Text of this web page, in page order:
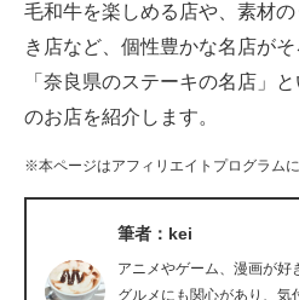
スマホと通信の最新トレンド
進化するPCとデバイスの未来
好きが集まる 比べて選べる
ビジネスと働き方のヒント
AI活用のいまが分かる
企業ITのトレンドを詳説
毛和牛を楽しめる店や、素材
き店など、個性豊かな名店が
「奈良県のステーキの名店」
のお店を紹介します。
※本ページはアフィリエイトプログラム
筆者：kei
アニメやゲーム、漫画が好
グルメにも関心があり、気